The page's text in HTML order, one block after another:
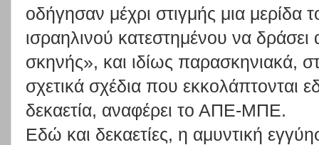
οδήγησαν μέχρι στιγμής μια μερίδα
ισραηλινού κατεστημένου να δράσει
σκηνής», και ιδίως παρασκηνιακά,
σχετικά σχέδια που εκκολάπτονται
δεκαετία, αναφέρει το ΑΠΕ-ΜΠΕ.
Εδώ και δεκαετίες, η αμυντική